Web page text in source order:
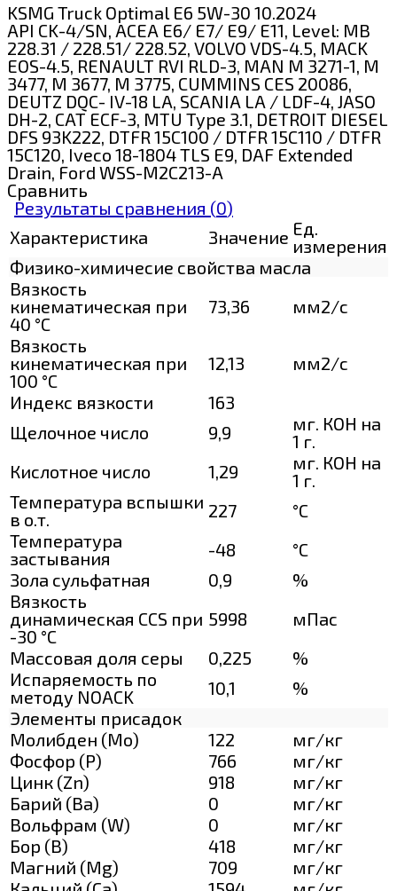
KSMG Truck Optimal E6 5W-30 10.2024
API CK-4/SN, ACEA Е6/ E7/ E9/ E11, Level: MB
228.31 / 228.51/ 228.52, VOLVO VDS-4.5, MACK
EOS-4.5, RENAULT RVI RLD-3, MAN M 3271-1, М
3477, М 3677, M 3775, CUMMINS CES 20086,
DEUTZ DQC- IV-18 LA, SCANIA LA / LDF-4, JASO
DH-2, CAT ECF-3, MTU Type 3.1, DETROIT DIESEL
DFS 93K222, DTFR 15C100 / DTFR 15C110 / DTFR
15C120, Iveco 18-1804 TLS E9, DAF Extended
Drain, Ford WSS-M2C213-A
Сравнить
Результаты сравнения (0)
Характеристика
Значение Ед.
измерения
Физико-химичесие свойства масла
Вязкость
кинематическая при
40 °С
73,36
мм2/с
Вязкость
кинематическая при
100 °С
12,13
мм2/с
Индекс вязкости
163
Щелочное число
9,9
мг. КОН на
1 г.
Кислотное число
1,29
мг. КОН на
1 г.
Температура вспышки
в о.т.
227
°C
Температура
застывания
-48
°C
Зола сульфатная
0,9
%
Вязкость
динамическая CCS при
-30 °С
5998
мПас
Массовая доля серы
0,225
%
Испаряемость по
методу NOACK
10,1
%
Элементы присадок
Молибден (Мо)
122
мг/кг
Фосфор (Р)
766
мг/кг
Цинк (Zn)
918
мг/кг
Барий (Ва)
0
мг/кг
Вольфрам (W)
0
мг/кг
Бор (В)
418
мг/кг
Магний (Mg)
709
мг/кг